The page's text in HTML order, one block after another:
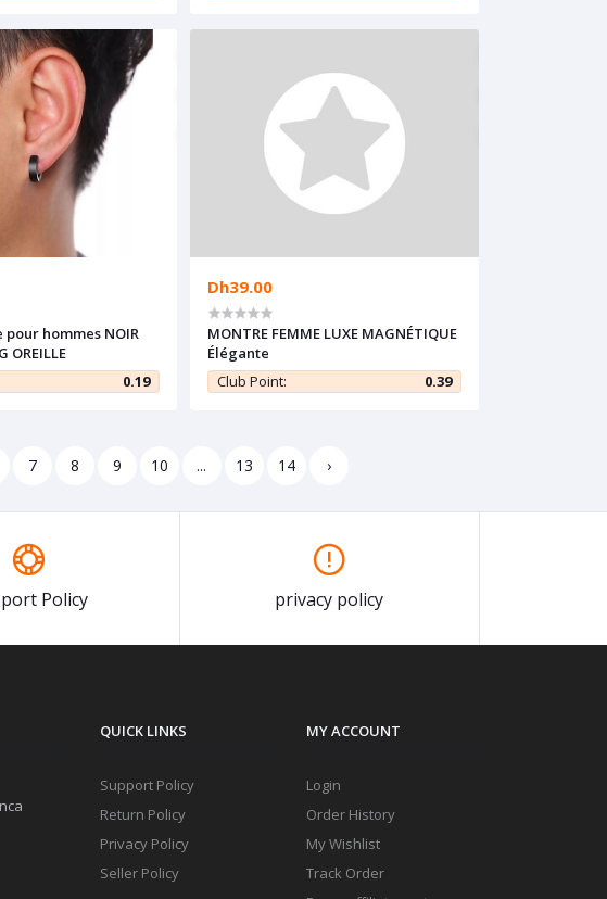
pour hommes NOIR
OREILLE
0.19
Dh39.00
MONTRE FEMME LUXE MAGNÉTIQUE
Élégante
Club Point:
0.39
7 8 9 10 ... 13 14 ›
Policy privacy policy
QUICK LINKS
Support Policy
Return Policy
Privacy Policy
Seller Policy
MY ACCOUNT
Login
Order History
My Wishlist
Track Order